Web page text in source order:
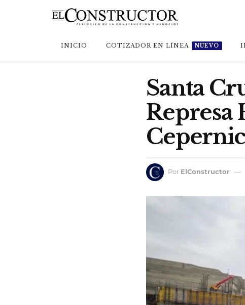
INICIO COTIZADOR EN LÍNEA NUEVO
Santa
Represa
Cepernic
Por ElConstructor